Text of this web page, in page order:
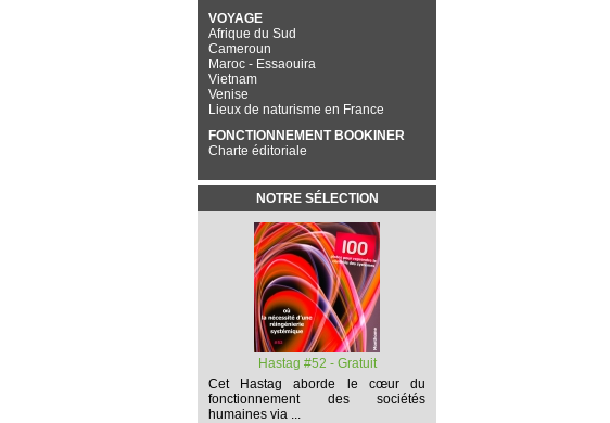
VOYAGE
Afrique du Sud
Cameroun
Maroc - Essaouira
Vietnam
Venise
Lieux de naturisme en France
FONCTIONNEMENT BOOKINER
Charte éditoriale
NOTRE SÉLECTION
Hastag #52 - Gratuit
Cet
Hastag aborde le cœur du
fonctionnement des sociétés
humaines via ...